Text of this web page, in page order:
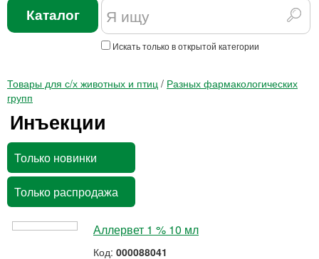
Каталог
Искать только в открытой категории
Товары для с/х животных и птиц / Разных фармакологических
групп
Инъекции
Только новинки
Только распродажа
Аллервет 1 % 10 мл
Код: 000088041